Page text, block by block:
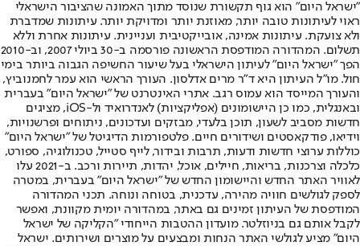
"ישראל היום" הוא גוף תקשורת שנוסד מתוך האמונה שהציבור הישראלי
ראוי לעיתונות טובה יותר, מאוזנת יותר ומדויקת יותר. עיתונות שמדברת
ולא צועקת. עיתונות אמינה, אובייקטיבית ועניינית. עיתונות אחרת וללא
תשלום. המהדורה המודפסת הראשונה פורסמה ב-30 ביולי 2007, וב-2010
הפך "ישראל היום" לעיתון הישראלי בעל שיעור החשיפה הגבוה ביותר בימי
חול. מו"ל העיתון היא ד"ר מרים אדלסון. העורך הראשי הוא עמר לחמנוביץ,
והעורך המייסד הוא עמוס רגב. אתרי האינטרנט של "ישראל היום" בעברית
ובאנגלית, כמו כן היישומונים (אפליקציות) לאנדרואיד ול-iOS, מציגים
חדשות מסביב לשעון, תוכן בלעדי, מבזקים ועדכונים, ניתוחים ופרשנויות,
וידיאו, פודקאסטים ושידורים חיים. פלטפורמות הדיגיטל של "ישראל היום"
כוללות ערוצי חדשות ודעות, תרבות ובידור, לייף סטייל, טכנולוגיה, ספורט,
כלכלה וצרכנות, בריאות, חיילים, אוכל, יהדות, תיירות ורכב. ב-2021 עלו
לאוויר האתר החדש והיישומון החדש של "ישראל היום" בעברית, במטרה
לספק לגולשים חוויה מהירה, עדכנית, בטוחה ונוחה. תכני המהדורה
המודפסת של העיתון זמינים גם באתר, במהדורה יומית מקוונת, ואפשר
לקבל אותם גם בניוזלטר. מועדון ההטבות הייחודי "הקליקה של ישראל
היום" מציע לגולשי האתר הנחות ומבצעים על מוצרים ושירותים. ישראל